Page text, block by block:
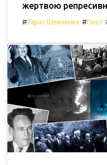
жертвою
#Тарас Шевченко #Поет